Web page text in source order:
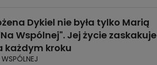
Dykiel nie była tylko Marią
Wspólnej". Jej życie zaskakuje
każdym kroku